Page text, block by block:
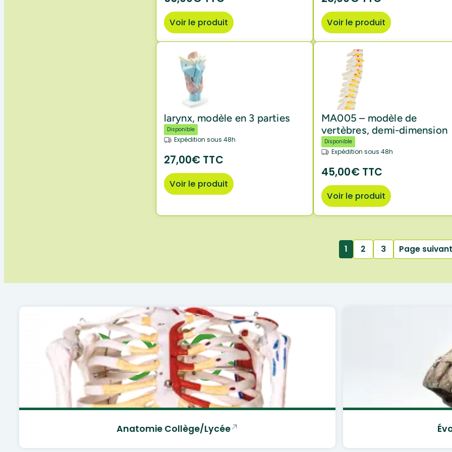
Voir le produit Voir le produit
larynx, modèle en 3 parties
Disponible
Expédition sous 48h
27,00€ TTC
Voir le produit
MA005 – modèle de
vertèbres, demi-dimension
Disponible
Expédition sous 48h
45,00€ TTC
Voir le produit
1 2 3 Page
Anatomie Collège/lycée